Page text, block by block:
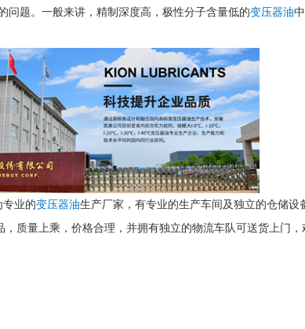
问题。一般来讲，精制深度高，极性分子含量低的变压器油
专业的变压器油生产厂家，有专业的生产车间及独立的仓储设
，质量上乘，价格合理，并拥有独立的物流车队可送货上门